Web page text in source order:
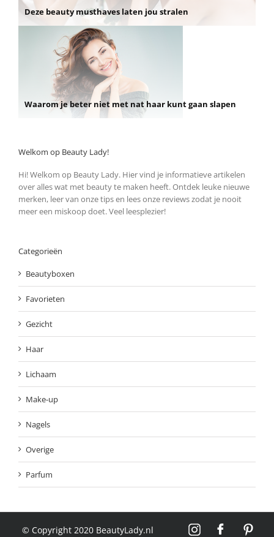
Deze beauty musthaves laten jou stralen
Waarom je beter niet met nat haar kunt gaan slapen
Welkom op Beauty Lady!
Hi! Welkom op Beauty Lady. Hier vind je informatieve artikelen
over alles wat met beauty te maken heeft. Ontdek leuke nieuwe
merken, leer van onze tips en lees onze reviews zodat je nooit
meer een miskoop doet. Veel leesplezier!
Categorieën
Beautyboxen
Favorieten
Gezicht
Haar
Lichaam
Make-up
Nagels
Overige
Parfum
© Copyright 2020 BeautyLady.nl